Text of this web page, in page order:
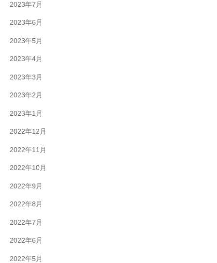
2023年7月
2023年6月
2023年5月
2023年4月
2023年3月
2023年2月
2023年1月
2022年12月
2022年11月
2022年10月
2022年9月
2022年8月
2022年7月
2022年6月
2022年5月